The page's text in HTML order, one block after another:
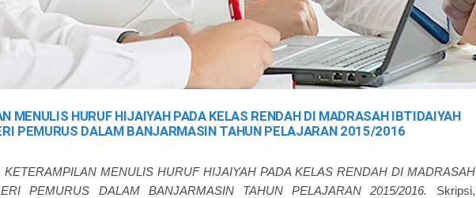
MENULIS HURUF HIJAIYAH PADA KELAS RENDAH DI MADRASAH IBTIDAIYAH
PEMURUS DALAM BANJARMASIN TAHUN PELAJARAN 2015/2016
KETERAMPILAN MENULIS HURUF HIJAIYAH PADA KELAS RENDAH DI MADRASAH
PEMURUS DALAM BANJARMASIN TAHUN PELAJARAN 2015/2016.
Skripsi,